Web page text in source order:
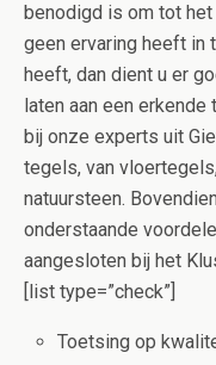
benodigd is om tot
geen ervaring heeft in
heeft, dan dient u er
laten aan een
bij onze experts uit
tegels, van
natuursteen.
onderstaande
aangesloten bij het
[list type=”check”]
Toetsing op